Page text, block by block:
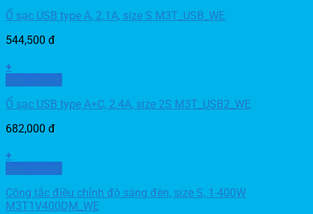
Ổ sạc USB type A, 2.1A, size S M3T_USB_WE
544,500 đ
+
Ổ sạc USB type A+C, 2.4A, size 2S M3T_USB2_WE
682,000 đ
+
Công tắc điều chỉnh độ sáng đèn, size S, 1-400W
M3T1V400DM_WE